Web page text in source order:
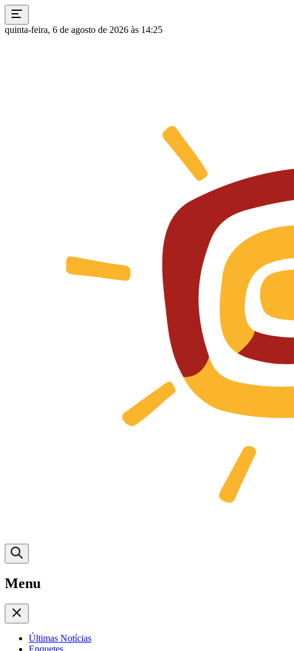
quinta-feira, 6 de agosto de 2026 às 14:25
Menu
Últimas Notícias
Enquetes